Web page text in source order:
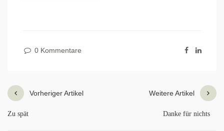
0 Kommentare
Vorheriger Artikel
Zu spät
Weitere Artikel
Danke für nichts